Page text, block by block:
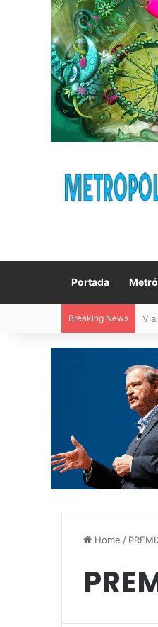
Portada
Breaking News
Home /